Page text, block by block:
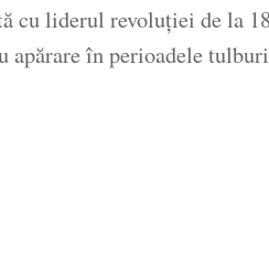
cu liderul revoluției de la
apărare în perioadele